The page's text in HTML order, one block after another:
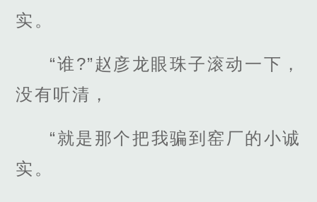
实。
“谁?”赵彦龙眼珠子滚动一下，
没有听清，
“就是那个把我骗到窑厂的小诚
实。